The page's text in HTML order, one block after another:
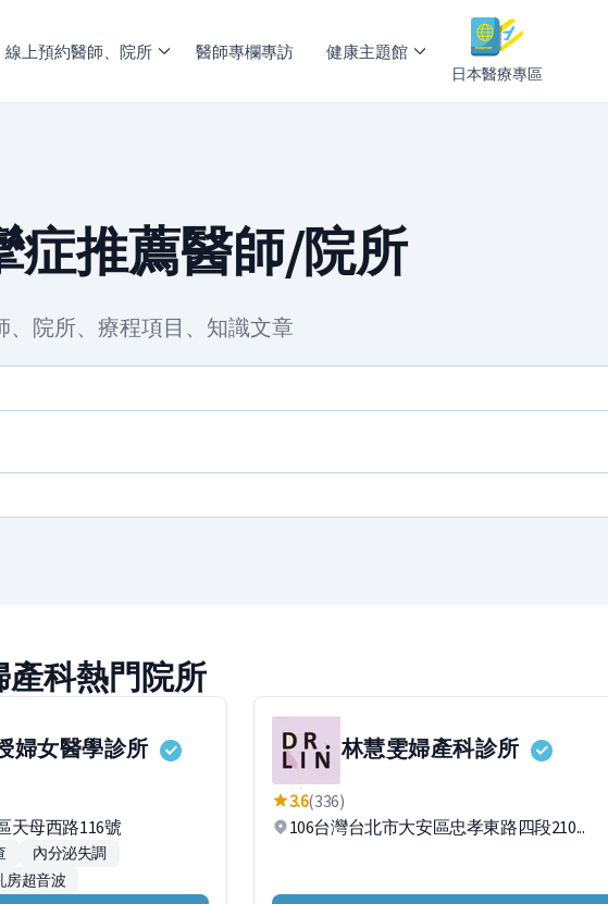
線上預約醫師、院所 醫師專欄專訪 健康主題館
日本醫療專區
症推薦醫師/院所
、院所、療程項目、知識文章
科熱門院所
婦女醫學診所
天母西路116號
內分泌失調
房超音波
林慧雯婦產科診所
3.6(336)
106台灣台北市大安區忠孝東路四段210...